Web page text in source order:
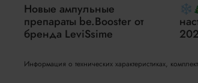
Новые ампульные
препараты be.Booster от
бренда LeviSsime
Информация о технических характеристиках,